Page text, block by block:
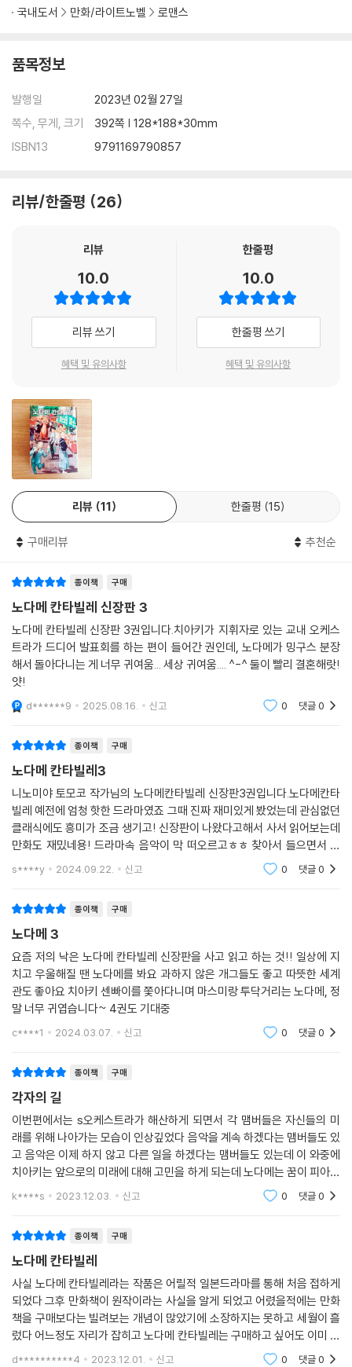
국내도서 만화/라이트노벨 로맨스
품목정보
발행일
2023년 02월 27일
쪽수, 무게, 크기
392쪽 | 128*188*30mm
ISBN13
9791169790857
리뷰/한줄평 26
리뷰
10.0
리뷰 쓰기
혜택 및 유의사항
한줄평
10.0
한줄평 쓰기
혜택 및 유의사항
리뷰 11 한줄평 15
구매리뷰 추천순
종이책 구매
노다메 칸타빌레 신장판 3
노다메 칸타빌레 신장판 3권입니다.치아키가 지휘자로 있는 교내 오케스
트라가 드디어 발표회를 하는 편이 들어간 권인데, 노다메가 밍구스 분장
해서 돌아다니는 게 너무 귀여움... 세상 귀여움.... ^-^ 둘이 빨리 결혼해랏!
얏!
d******9 2025.08.16. 신고 0 댓글0
종이책 구매
노다메 칸타빌레3
니노미야 토모코 작가님의 노다메칸타빌레 신장판3권입니다.노다메칸타
빌레 예전에 엄청 핫한 드라마였죠 그때 진짜 재미있게 봤었는데 관심없던
클래식에도 흥미가 조금 생기고! 신장판이 나왔다고해서 사서 읽어보는데
만화도 재밌네용! 드라마속 음악이 막 떠오르고ㅎㅎ 찾아서 들으면서 읽
으니 더 좋습니다.
s****y 2024.09.22. 신고 0 댓글0
종이책 구매
노다메 3
요즘 저의 낙은 노다메 칸타빌레 신장판을 사고 읽고 하는 것!! 일상에 지
치고 우울해질 땐 노다메를 봐요 과하지 않은 개그들도 좋고 따뜻한 세계
관도 좋아요 치아키 센빠이를 쫓아다니며 마스미랑 투닥거리는 노다메, 정
말 너무 귀엽습니다~ 4권도 기대중
c****1 2024.03.07. 신고 0 댓글0
종이책 구매
각자의 길
이번편에서는 s오케스트라가 해산하게 되면서 각 맴버들은 자신들의 미
래를 위해 나아가는 모습이 인상깊었다 음악을 계속 하겠다는 맴버들도 있
고 음악은 이제 하지 않고 다른 일을 하겠다는 맴버들도 있는데 이 와중에
치아키는 앞으로의 미래에 대해 고민을 하게 되는데 노다메는 꿈이 피아니
스트가 아니라 유치원교사라고 말하는데 다들 반대를 하지만 노다메는 무
k****s 2023.12.03. 신고 0 댓글0
종이책 구매
노다메 칸타빌레
사실 노다메 칸타빌레라는 작품은 어릴적 일본드라마를 통해 처음 접하게
되었다 그후 만화책이 원작이라는 사실을 알게 되었고 어렸을적에는 만화
책을 구매보다는 빌려보는 개념이 많았기에 소장하지는 못하고 세월이 흘
렀다 어느정도 자리가 잡히고 노다메 칸타빌레는 구매하고 싶어도 이미 절
판된지라 구매하지도 못하고 있었는데 이번 신장판으로 다시 깔끔히 출간
d**********4 2023.12.01. 신고 0 댓글0